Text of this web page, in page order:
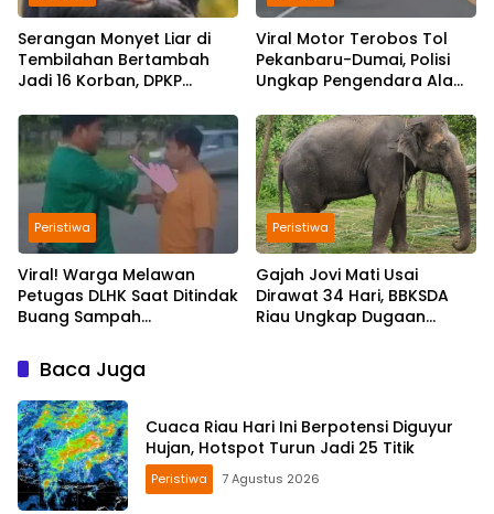
Serangan Monyet Liar di
Tembilahan Bertambah
Jadi 16 Korban, DPKP
Viral
Viral Motor Terobos Tol
Pekanbaru-Dumai, Polisi
Ungkap Pengendara Alami
Kecelakaan
Peristiwa
Viral! Warga Melawan
Petugas DLHK Saat Ditindak
Buang Sampah
Pekanbaru
Peristiwa
Gajah Jovi Mati Usai
Dirawat 34 Hari, BBKSDA
Riau Ungkap Dugaan
Baca Juga
Cuaca Riau Hari Ini Berpotensi Diguyur
Hujan, Hotspot Turun Jadi 25 Titik
Peristiwa 7 Agustus 2026